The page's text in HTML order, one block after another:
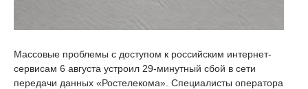
Массовые проблемы с доступом к российским интернет-
сервисам 6 августа устроил 29-минутный сбой в сети
передачи данных «Ростелекома». Специалисты оператора